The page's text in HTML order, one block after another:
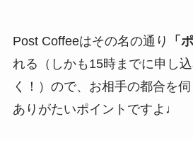
Post Coffeeはその名の通り 「
れる（しかも15時までに申し
く！）ので、お相手の都合を
ありがたいポイントですよ♩